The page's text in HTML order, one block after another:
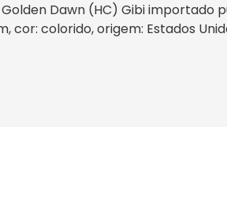
Dawn (HC) Gibi importado
cor: colorido, origem: Estados